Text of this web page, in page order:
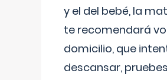
y el del bebé, la
te recomendará
domicilio, que
descansar,